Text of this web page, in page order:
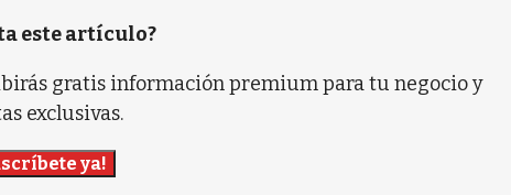
este artículo?
gratis información premium para tu negocio y
exclusivas.
ya!